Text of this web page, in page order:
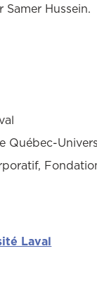
Hussein.
Québec-
Laval